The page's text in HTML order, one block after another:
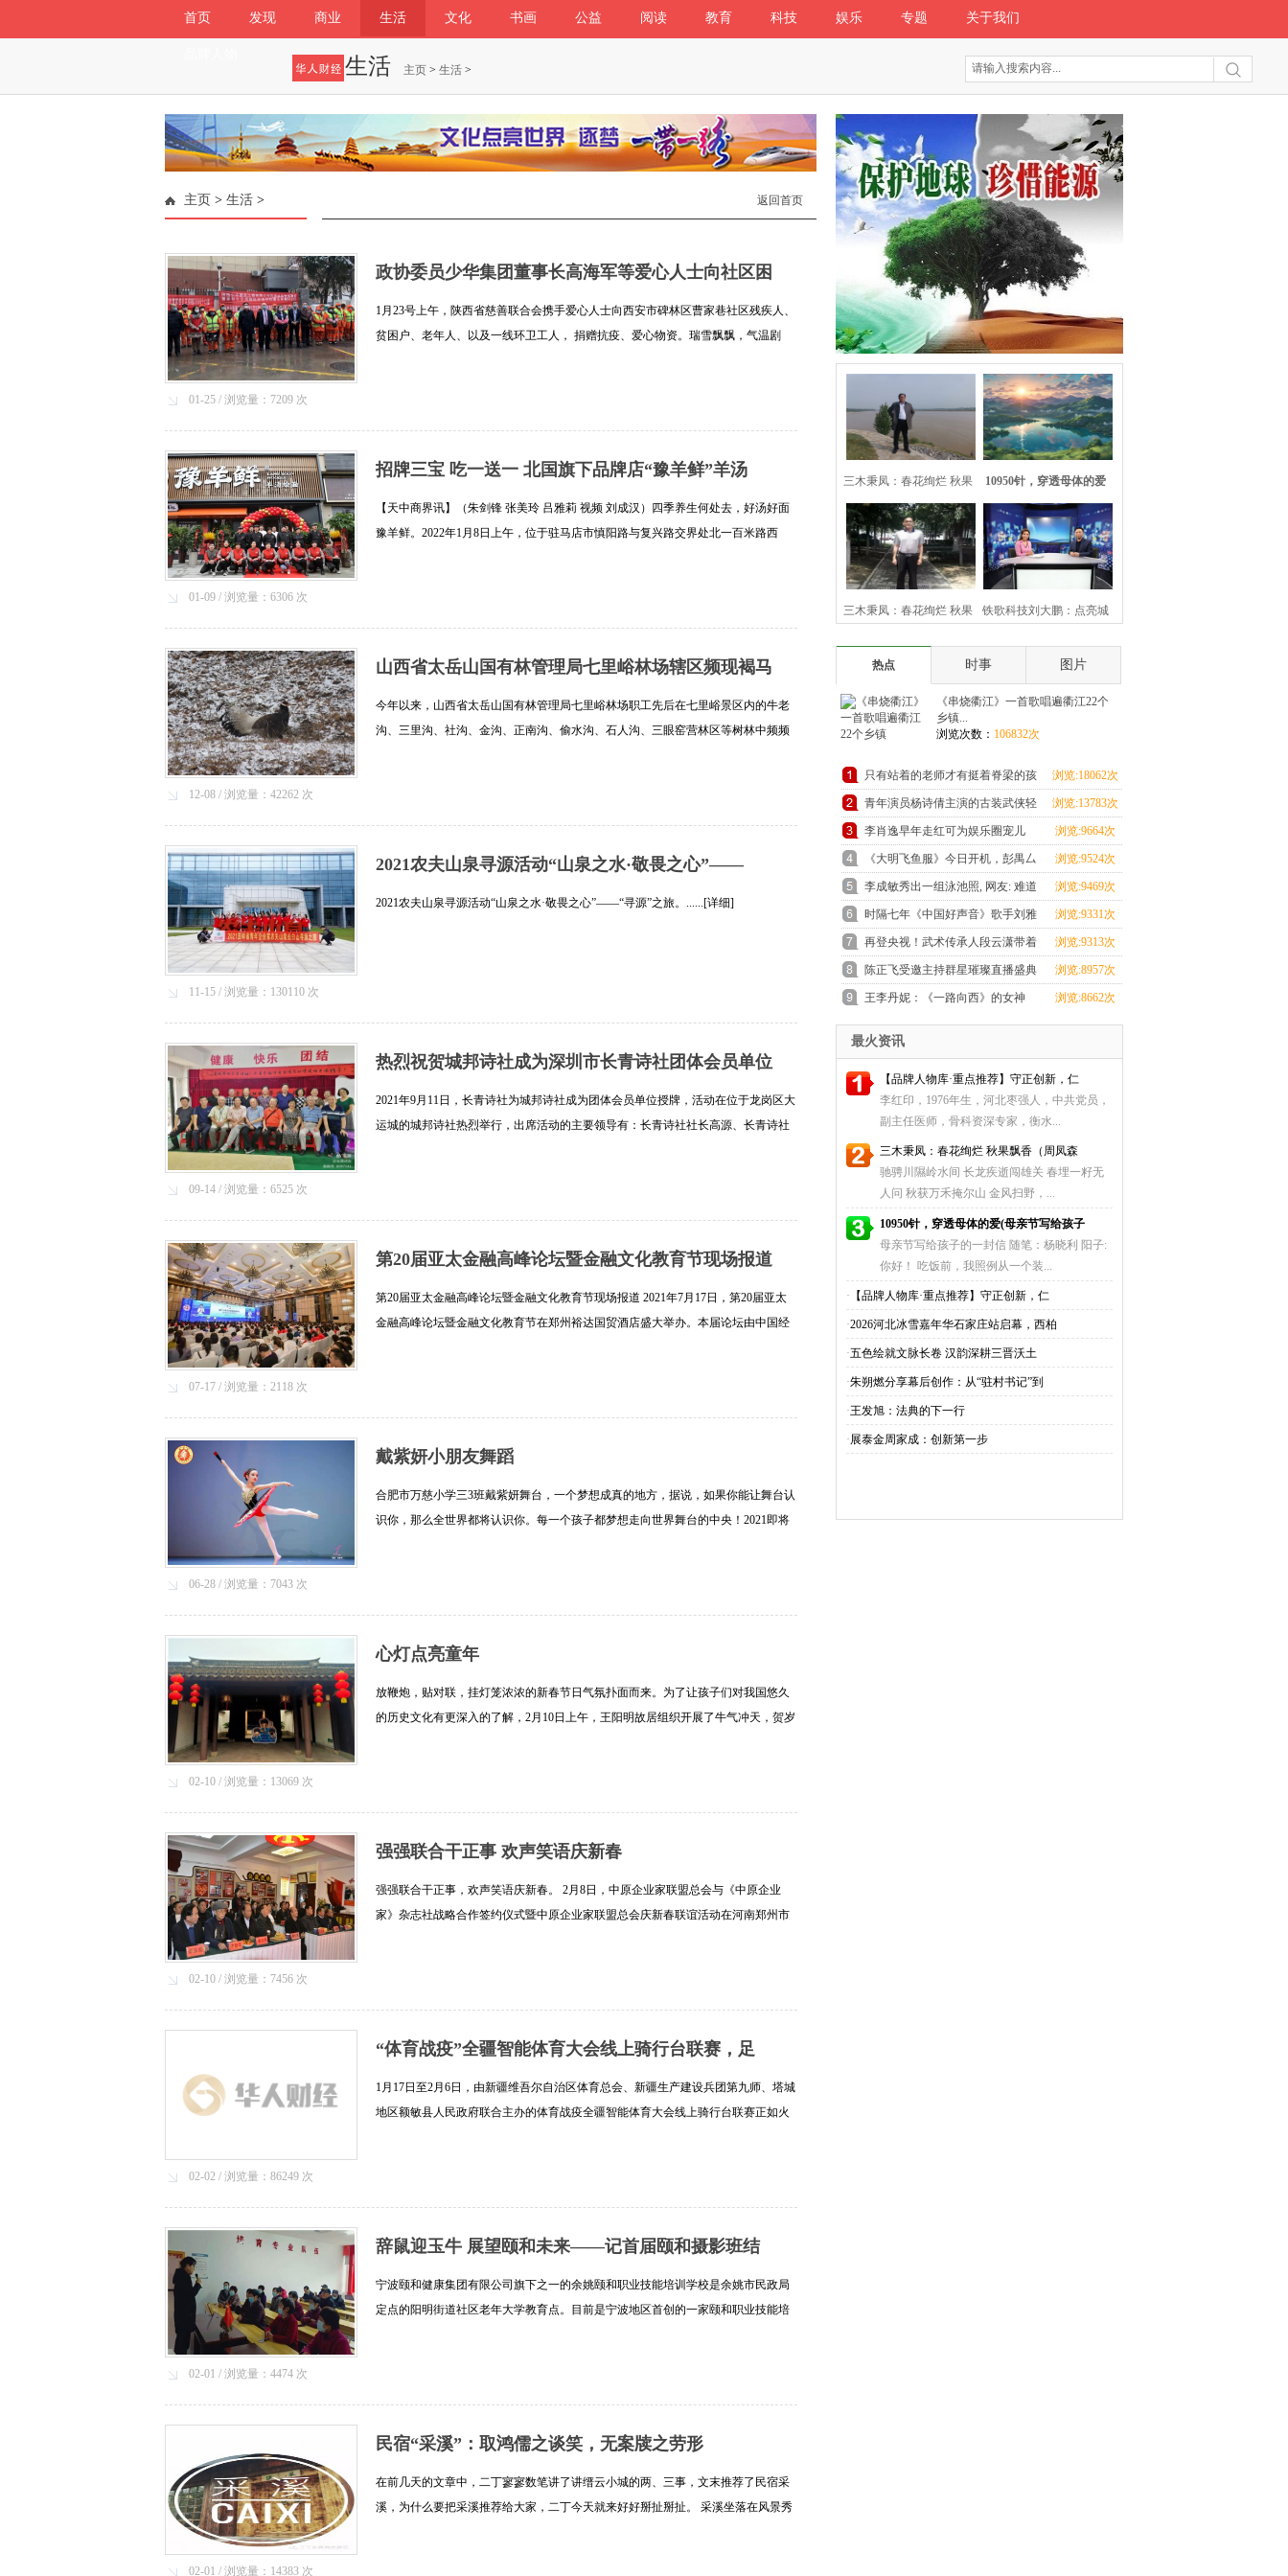
首页 发现 商业 生活 文化 书画 公益 阅读 教育 科技 娱乐 专题 关于我们
生活 主页 > 生活 >
主页 > 生活 > 返回首页
01-25 / 浏览量：7209 次
政协委员少华集团董事长高海军等爱心人士向社区困
1月23号上午，陕西省慈善联合会携手爱心人士向西安市碑林区曹家巷社区残疾人、
贫困户、老年人、以及一线环卫工人， 捐赠抗疫、爱心物资。瑞雪飘飘，气温剧
01-09 / 浏览量：6306 次
招牌三宝 吃一送一 北国旗下品牌店“豫羊鲜”羊汤
【天中商界讯】（朱剑锋 张美玲 吕雅莉 视频 刘成汉）四季养生何处去，好汤好面
豫羊鲜。2022年1月8日上午，位于驻马店市慎阳路与复兴路交界处北一百米路西
12-08 / 浏览量：42262 次
山西省太岳山国有林管理局七里峪林场辖区频现褐马
今年以来，山西省太岳山国有林管理局七里峪林场职工先后在七里峪景区内的牛老
沟、三里沟、社沟、金沟、正南沟、偷水沟、石人沟、三眼窑营林区等树林中频频
11-15 / 浏览量：130110 次
2021农夫山泉寻源活动“山泉之水·敬畏之心”——
2021农夫山泉寻源活动“山泉之水·敬畏之心”——“寻源”之旅。......[详细]
09-14 / 浏览量：6525 次
热烈祝贺城邦诗社成为深圳市长青诗社团体会员单位
2021年9月11日，长青诗社为城邦诗社成为团体会员单位授牌，活动在位于龙岗区大
运城的城邦诗社热烈举行，出席活动的主要领导有：长青诗社社长高源、长青诗社
07-17 / 浏览量：2118 次
第20届亚太金融高峰论坛暨金融文化教育节现场报道
第20届亚太金融高峰论坛暨金融文化教育节现场报道 2021年7月17日，第20届亚太
金融高峰论坛暨金融文化教育节在郑州裕达国贸酒店盛大举办。本届论坛由中国经
06-28 / 浏览量：7043 次
戴紫妍小朋友舞蹈
合肥市万慈小学三3班戴紫妍舞台，一个梦想成真的地方，据说，如果你能让舞台认
识你，那么全世界都将认识你。每一个孩子都梦想走向世界舞台的中央！2021即将
02-10 / 浏览量：13069 次
心灯点亮童年
放鞭炮，贴对联，挂灯笼浓浓的新春节日气氛扑面而来。为了让孩子们对我国悠久
的历史文化有更深入的了解，2月10日上午，王阳明故居组织开展了牛气冲天，贺岁
02-10 / 浏览量：7456 次
强强联合干正事 欢声笑语庆新春
强强联合干正事，欢声笑语庆新春。 2月8日，中原企业家联盟总会与《中原企业
家》杂志社战略合作签约仪式暨中原企业家联盟总会庆新春联谊活动在河南郑州市
02-02 / 浏览量：86249 次
“体育战疫”全疆智能体育大会线上骑行台联赛，足
1月17日至2月6日，由新疆维吾尔自治区体育总会、新疆生产建设兵团第九师、塔城
地区额敏县人民政府联合主办的体育战疫全疆智能体育大会线上骑行台联赛正如火
02-01 / 浏览量：4474 次
辞鼠迎玉牛 展望颐和未来——记首届颐和摄影班结
宁波颐和健康集团有限公司旗下之一的余姚颐和职业技能培训学校是余姚市民政局
定点的阳明街道社区老年大学教育点。目前是宁波地区首创的一家颐和职业技能培
02-01 / 浏览量：14383 次
民宿“采溪”：取鸿儒之谈笑，无案牍之劳形
在前几天的文章中，二丁寥寥数笔讲了讲缙云小城的两、三事，文末推荐了民宿采
溪，为什么要把采溪推荐给大家，二丁今天就来好好掰扯掰扯。 采溪坐落在风景秀
三木秉凤：春花绚烂 秋果
飘香（周凤森
10950针，穿透母体的爱
(母亲节写给孩
三木秉凤：春花绚烂 秋果 铁歌科技刘大鹏：点亮城
热点
时事 图片
《串烧衢江》一首歌唱遍衢江22个
乡镇...
浏览次数： 106832次
只有站着的老师才有挺着脊梁的孩
子
浏览:18062次
青年演员杨诗倩主演的古装武侠轻
喜剧《狐狸在手
浏览:13783次
李肖逸早年走红可为娱乐圈宠儿
为何一张好牌打得
浏览:9664次
《大明飞鱼服》今日开机，彭禺厶
带你体验锦衣卫
浏览:9524次
李成敏秀出一组泳池照, 网友: 难道
都称她是“亚
浏览:9469次
时隔七年《中国好声音》歌手刘雅
婷竟需轮椅代步
浏览:9331次
再登央视！武术传承人段云潇带着
家乡情参加星光
浏览:9313次
陈正飞受邀主持群星璀璨直播盛典
开秀主持功底
浏览:8957次
王李丹妮：《一路向西》的女神 浏览:8662次
最火资讯
【品牌人物库·重点推荐】守正创新，仁
李红印，1976年生，河北枣强人，中共党员，
副主任医师，骨科资深专家，衡水...
三木秉凤：春花绚烂 秋果飘香（周凤森
驰骋川隰岭水间 长龙疾逝闯雄关 春埋一籽无
人问 秋获万禾掩尔山 金风扫野，...
10950针，穿透母体的爱(母亲节写给孩子
母亲节写给孩子的一封信 随笔：杨晓利 阳子:
你好！ 吃饭前，我照例从一个装...
· 【品牌人物库·重点推荐】守正创新，仁
·2026河北冰雪嘉年华石家庄站启幕，西柏
·五色绘就文脉长卷 汉韵深耕三晋沃土
·朱朔燃分享幕后创作：从“驻村书记”到
·王发旭：法典的下一行
·展泰金周家成：创新第一步